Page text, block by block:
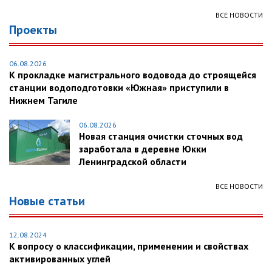
ВСЕ НОВОСТИ
Проекты
06.08.2026
К прокладке магистрального водовода до строящейся
станции водоподготовки «Южная» приступили в
Нижнем Тагиле
06.08.2026
Новая станция очистки сточных вод
заработала в деревне Юкки
Ленинградской области
ВСЕ НОВОСТИ
Новые статьи
12.08.2024
К вопросу о классификации, применении и свойствах
активированных углей